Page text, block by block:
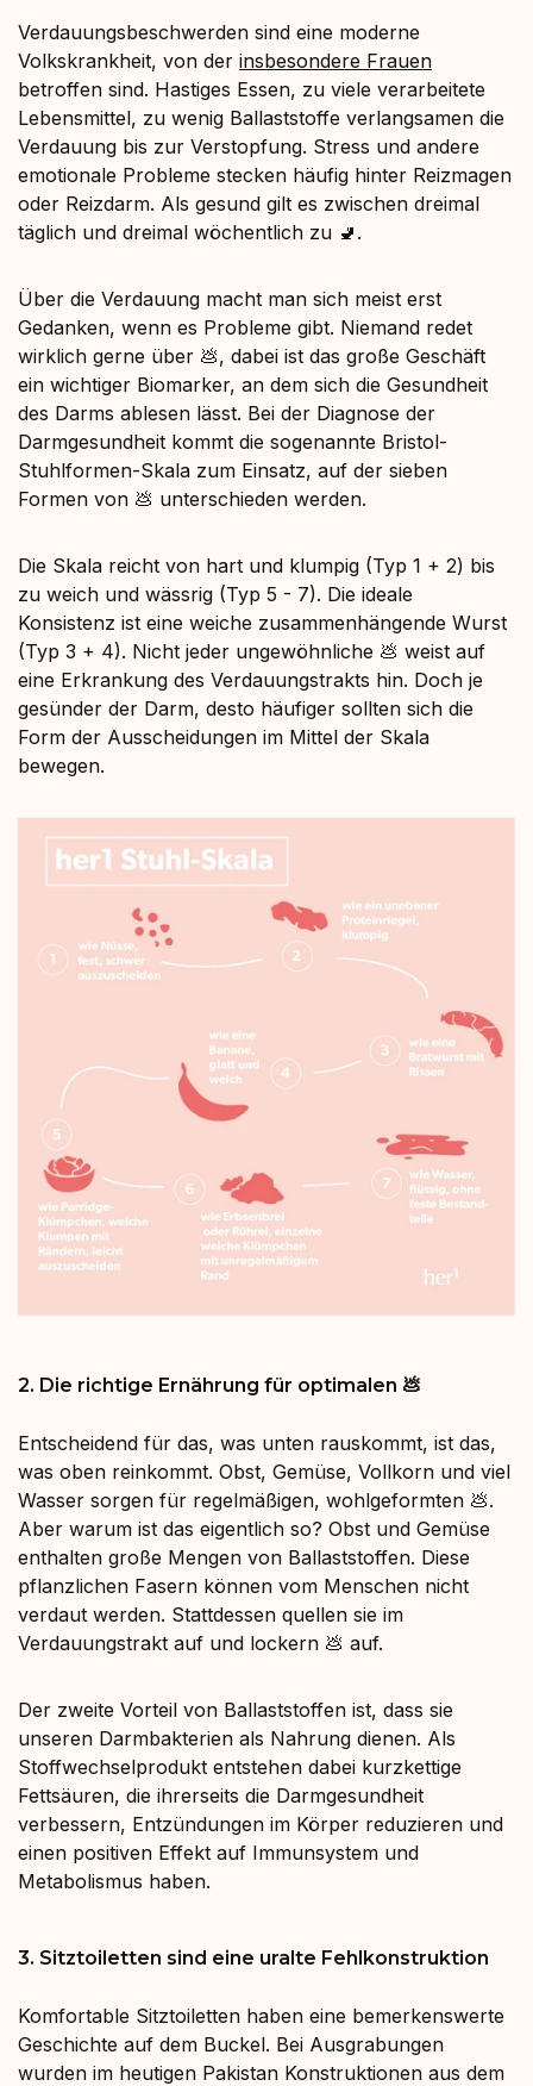
Verdauungsbeschwerden sind eine moderne
Volkskrankheit, von der insbesondere Frauen
betroffen sind. Hastiges Essen, zu viele verarbeitete
Lebensmittel, zu wenig Ballaststoffe verlangsamen die
Verdauung bis zur Verstopfung. Stress und andere
emotionale Probleme stecken häufig hinter Reizmagen
oder Reizdarm. Als gesund gilt es zwischen dreimal
täglich und dreimal wöchentlich zu 🚽.
Über die Verdauung macht man sich meist erst
Gedanken, wenn es Probleme gibt. Niemand redet
wirklich gerne über 💩, dabei ist das große Geschäft
ein wichtiger Biomarker, an dem sich die Gesundheit
des Darms ablesen lässt. Bei der Diagnose der
Darmgesundheit kommt die sogenannte Bristol-
Stuhlformen-Skala zum Einsatz, auf der sieben
Formen von 💩 unterschieden werden.
Die Skala reicht von hart und klumpig (Typ 1 + 2) bis
zu weich und wässrig (Typ 5 - 7). Die ideale
Konsistenz ist eine weiche zusammenhängende Wurst
(Typ 3 + 4). Nicht jeder ungewöhnliche 💩 weist auf
eine Erkrankung des Verdauungstrakts hin. Doch je
gesünder der Darm, desto häufiger sollten sich die
Form der Ausscheidungen im Mittel der Skala
bewegen.
2. Die richtige Ernährung für optimalen 💩
Entscheidend für das, was unten rauskommt, ist das,
was oben reinkommt. Obst, Gemüse, Vollkorn und viel
Wasser sorgen für regelmäßigen, wohlgeformten 💩.
Aber warum ist das eigentlich so? Obst und Gemüse
enthalten große Mengen von Ballaststoffen. Diese
pflanzlichen Fasern können vom Menschen nicht
verdaut werden. Stattdessen quellen sie im
Verdauungstrakt auf und lockern 💩 auf.
Der zweite Vorteil von Ballaststoffen ist, dass sie
unseren Darmbakterien als Nahrung dienen. Als
Stoffwechselprodukt entstehen dabei kurzkettige
Fettsäuren, die ihrerseits die Darmgesundheit
verbessern, Entzündungen im Körper reduzieren und
einen positiven Effekt auf Immunsystem und
Metabolismus haben.
3. Sitztoiletten sind eine uralte Fehlkonstruktion
Komfortable Sitztoiletten haben eine bemerkenswerte
Geschichte auf dem Buckel. Bei Ausgrabungen
wurden im heutigen Pakistan Konstruktionen aus dem